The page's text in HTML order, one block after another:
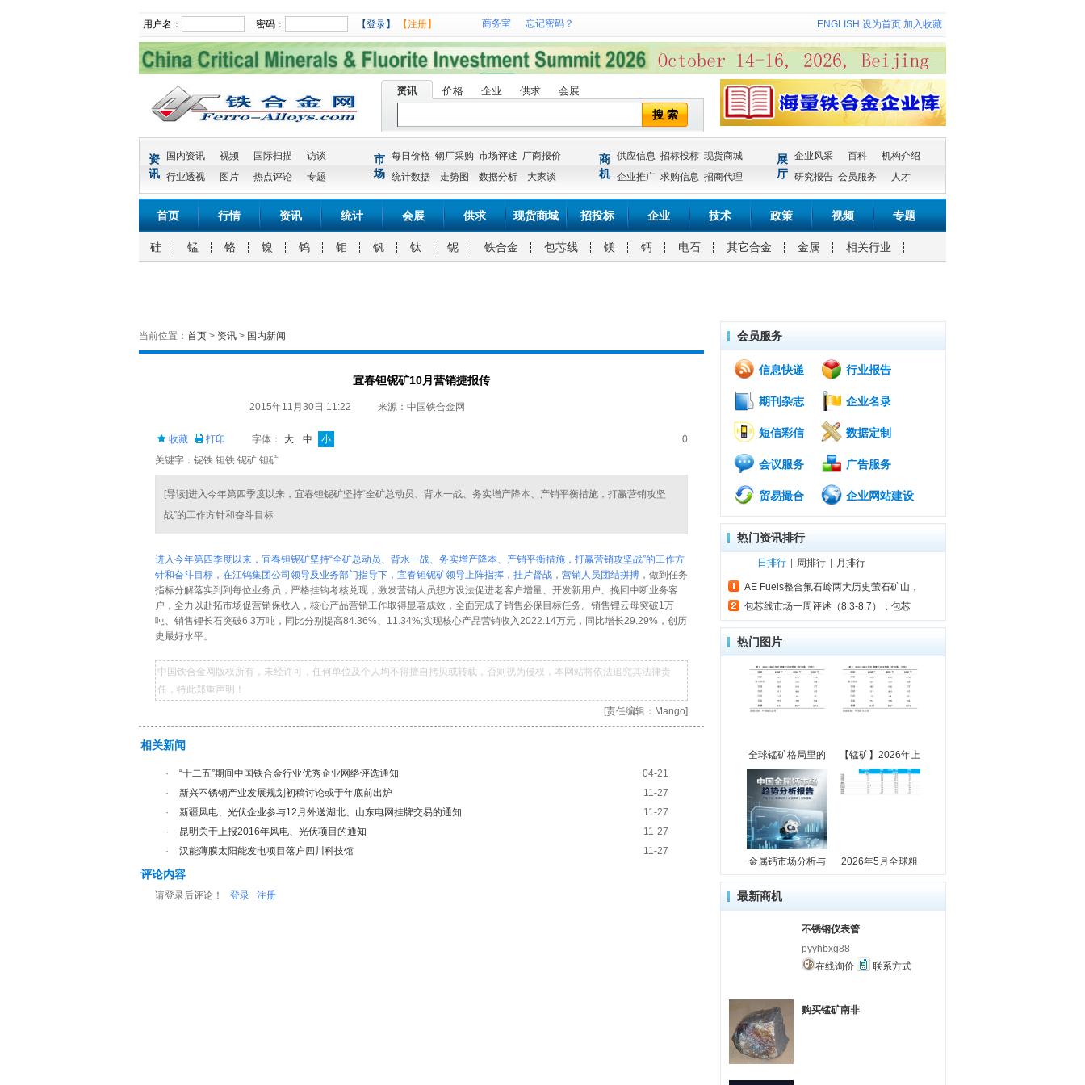
用户名： 密码： 【登录】 【注册】 商务室 忘记密码？ ENGLISH 设为首页 加入收藏
资讯 价格 企业 供求 会展
搜 索
资
讯
国内资讯 视频 国际扫描
访谈
行业透视
图片 热点评论 专题
市
场
每日价格 钢厂采购 市场评述 厂商报价
统计数据
走势图 数据分析 大家谈
商
机
供应信息 招标投标 现货商城
企业推广 求购信息 招商代理
展
厅
企业风采 百科
机构介绍
研究报告 会员服务 人才
首页 行情 资讯 统计 会展 供求 现货商城 招投标 企业 技术 政策 视频 专题
硅 锰 铬 镍 钨 钼 钒 钛 铌 铁合金 包芯线 镁 钙 电石 其它合金 金属 相关行业
当前位置： 首页 > 资讯 > 国内新闻
宜春钽铌矿10月营销捷报传
2015年11月30日 11:22 来源：中国铁合金网
收藏 打印 字体： 大 中 小
0
关键字：铌铁 钽铁 铌矿 钽矿
[导读]进入今年第四季度以来，宜春钽铌矿坚持“全矿总动员、背水一战、务实增产降本、产销平衡措施，打赢营销攻坚
战”的工作方针和奋斗目标
进入今年第四季度以来，宜春钽铌矿坚持“全矿总动员、背水一战、务实增产降本、产销平衡措施，打赢营销攻坚战”的工作方
针和奋斗目标，在江钨集团公司领导及业务部门指导下，宜春钽铌矿领导上阵指挥，挂片督战，营销人员团结拼搏 ，做到任务
指标分解落实到到每位业务员，严格挂钩考核兑现，激发营销人员想方设法促进老客户增量、开发新用户、挽回中断业务客
户，全力以赴拓市场促营销保收入，核心产品营销工作取得显著成效，全面完成了销售必保目标任务。销售锂云母突破1万
吨、销售锂长石突破6.3万吨，同比分别提高84.36%、11.34%;实现核心产品营销收入2022.14万元，同比增长29.29%，创历
史最好水平。
中国铁合金网版权所有，未经许可，任何单位及个人均不得擅自拷贝或转载，否则视为侵权，本网站将依法追究其法律责
任，特此郑重声明！
[责任编辑：Mango]
相关新闻
· “十二五”期间中国铁合金行业优秀企业网络评选通知
04-21
·
新兴不锈钢产业发展规划初稿讨论或于年底前出炉
11-27
·
新疆风电、光伏企业参与12月外送湖北、山东电网挂牌交易的通知
11-27
·
昆明关于上报2016年风电、光伏项目的通知
11-27
·
汉能薄膜太阳能发电项目落户四川科技馆 11-27
评论内容
请登录后评论！ 登录 注册
会员服务
信息快递 行业报告
期刊杂志 企业名录
短信彩信 数据定制
会议服务 广告服务
贸易撮合 企业网站建设
热门资讯排行
日排行 周排行 月排行
AE Fuels整合氟石岭两大历史萤石矿山，
包芯线市场一周评述（8.3-8.7）：包芯
热门图片
全球锰矿格局里的 【锰矿】2026年上
金属钙市场分析与 2026年5月全球粗
最新商机
不锈钢仪表管
pyyhbxg88
在线询价
联系方式
购买锰矿南非